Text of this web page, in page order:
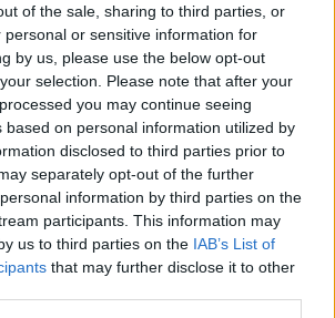
of the sale, sharing to third parties, or
personal or sensitive information for
by us, please use the below opt-out
selection. Please note that after your
you may continue seeing
based on personal information utilized by
disclosed to third parties prior to
separately opt-out of the further
information by third parties on the
participants. This information may
us to third parties on the IAB’s List of
that may further disclose it to other
επηρεάζουν, επίσης, σημαντικά
Διευθύνων Σύμβουλος της
, δήλωσε, «Τα ευρήματα της
BrandτηςRandstadδείχνουν ότι η
εργοδότη αποτελεί μια ζωντανή
με τους ανθρώπους του. Φέτος,
πιο ξεκάθαρο – οι εργαζόμενοι
εταιρείες που συνδυάζουν
εργασίας, δίκαιες αποδοχές και